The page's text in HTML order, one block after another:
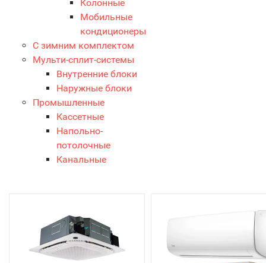
Колонные
Мобильные
кондиционеры
С зимним комплектом
Мульти-сплит-системы
Внутренние блоки
Наружные блоки
Промышленные
Кассетные
Напольно-
потолочные
Канальные